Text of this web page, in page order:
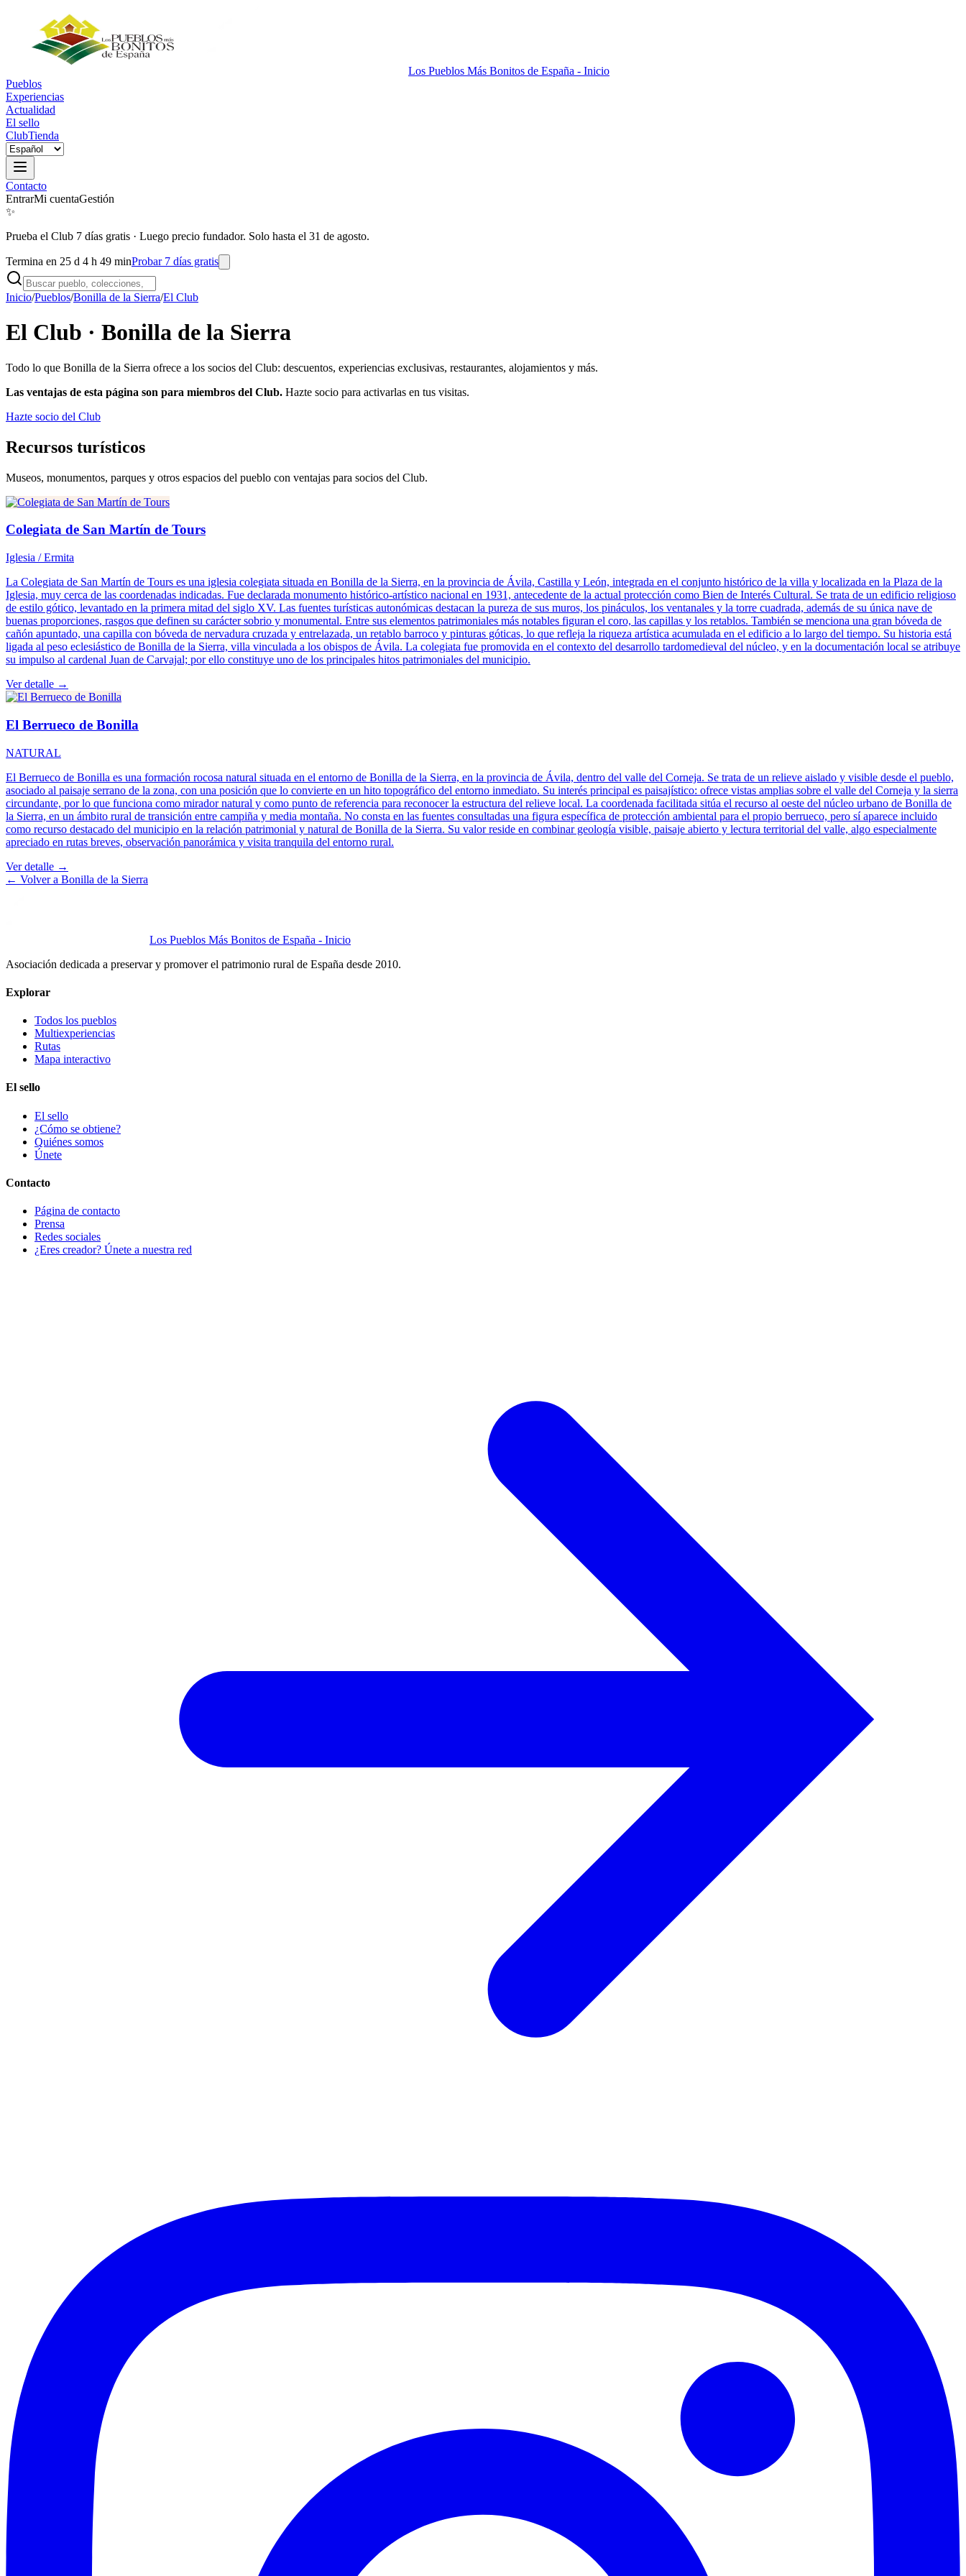
Los Pueblos Más Bonitos de España - Inicio
Pueblos
Experiencias
Actualidad
El sello
ClubTienda
Contacto
EntrarMi cuentaGestión
✨
Prueba el Club 7 días gratis · Luego precio fundador. Solo hasta el 31 de agosto.
Termina en 25 d 4 h 49 minProbar 7 días gratis
Inicio/Pueblos/Bonilla de la Sierra/El Club
El Club · Bonilla de la Sierra
Todo lo que Bonilla de la Sierra ofrece a los socios del Club: descuentos, experiencias exclusivas, restaurantes, alojamientos y más.
Las ventajas de esta página son para miembros del Club. Hazte socio para activarlas en tus visitas.
Hazte socio del Club
Recursos turísticos
Museos, monumentos, parques y otros espacios del pueblo con ventajas para socios del Club.
Colegiata de San Martín de Tours
Iglesia / Ermita
La Colegiata de San Martín de Tours es una iglesia colegiata situada en Bonilla de la Sierra, en la provincia de Ávila, Castilla y León, integrada en el conjunto histórico de la villa y localizada en la Plaza de la
Iglesia, muy cerca de las coordenadas indicadas. Fue declarada monumento histórico-artístico nacional en 1931, antecedente de la actual protección como Bien de Interés Cultural. Se trata de un edificio religioso
de estilo gótico, levantado en la primera mitad del siglo XV. Las fuentes turísticas autonómicas destacan la pureza de sus muros, los pináculos, los ventanales y la torre cuadrada, además de su única nave de
buenas proporciones, rasgos que definen su carácter sobrio y monumental. Entre sus elementos patrimoniales más notables figuran el coro, las capillas y los retablos. También se menciona una gran bóveda de
cañón apuntado, una capilla con bóveda de nervadura cruzada y entrelazada, un retablo barroco y pinturas góticas, lo que refleja la riqueza artística acumulada en el edificio a lo largo del tiempo. Su historia está
ligada al peso eclesiástico de Bonilla de la Sierra, villa vinculada a los obispos de Ávila. La colegiata fue promovida en el contexto del desarrollo tardomedieval del núcleo, y en la documentación local se atribuye
su impulso al cardenal Juan de Carvajal; por ello constituye uno de los principales hitos patrimoniales del municipio.
Ver detalle →
El Berrueco de Bonilla
NATURAL
El Berrueco de Bonilla es una formación rocosa natural situada en el entorno de Bonilla de la Sierra, en la provincia de Ávila, dentro del valle del Corneja. Se trata de un relieve aislado y visible desde el pueblo,
asociado al paisaje serrano de la zona, con una posición que lo convierte en un hito topográfico del entorno inmediato. Su interés principal es paisajístico: ofrece vistas amplias sobre el valle del Corneja y la sierra
circundante, por lo que funciona como mirador natural y como punto de referencia para reconocer la estructura del relieve local. La coordenada facilitada sitúa el recurso al oeste del núcleo urbano de Bonilla de
la Sierra, en un ámbito rural de transición entre campiña y media montaña. No consta en las fuentes consultadas una figura específica de protección ambiental para el propio berrueco, pero sí aparece incluido
como recurso destacado del municipio en la relación patrimonial y natural de Bonilla de la Sierra. Su valor reside en combinar geología visible, paisaje abierto y lectura territorial del valle, algo especialmente
apreciado en rutas breves, observación panorámica y visita tranquila del entorno rural.
Ver detalle →
← Volver a Bonilla de la Sierra
Los Pueblos Más Bonitos de España - Inicio
Asociación dedicada a preservar y promover el patrimonio rural de España desde 2010.
Explorar
Todos los pueblos
Multiexperiencias
Rutas
Mapa interactivo
El sello
El sello
¿Cómo se obtiene?
Quiénes somos
Únete
Contacto
Página de contacto
Prensa
Redes sociales
¿Eres creador? Únete a nuestra red